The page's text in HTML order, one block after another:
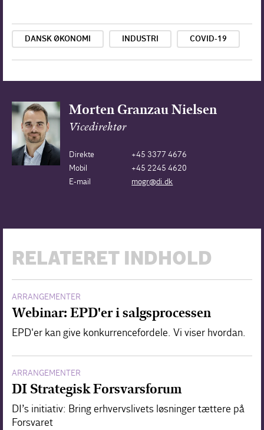
DANSK ØKONOMI INDUSTRI COVID-19
Morten Granzau Nielsen
Vicedirektør
Direkte
+45 3377 4676
Mobil
+45 2245 4620
E-mail
mogr@di.dk
RELATERET INDHOLD
ARRANGEMENTER
Webinar: EPD'er i salgsprocessen
EPD'er kan give konkurrencefordele. Vi viser hvordan.
ARRANGEMENTER
DI Strategisk Forsvarsforum
DI’s initiativ: Bring erhvervslivets løsninger tættere på
Forsvaret